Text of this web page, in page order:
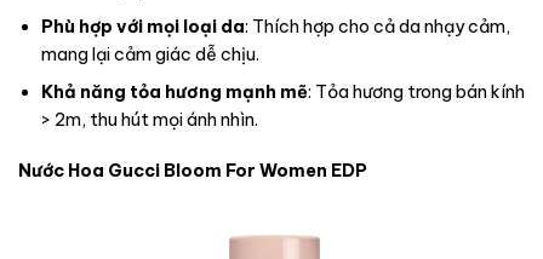
Phù hợp với mọi loại da: Thích hợp cho cả da nhạy cảm,
mang lại cảm giác dễ chịu.
Khả năng tỏa hương mạnh mẽ: Tỏa hương trong bán kính
> 2m, thu hút mọi ánh nhìn.
Nước Hoa Gucci Bloom For Women EDP